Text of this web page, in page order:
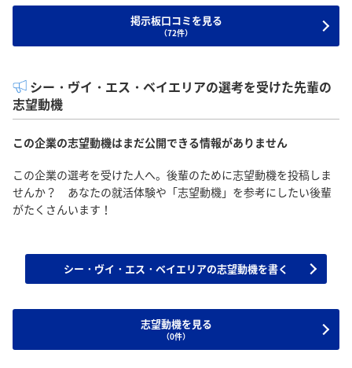
掲示板口コミを見る
（72件）
シー・ヴイ・エス・ベイエリアの選考を受けた先輩の
志望動機
この企業の志望動機はまだ公開できる情報がありません
この企業の選考を受けた人へ。後輩のために志望動機を投稿しま
せんか？ あなたの就活体験や「志望動機」を参考にしたい後輩
がたくさんいます！
シー・ヴイ・エス・ベイエリアの志望動機を書く
志望動機を見る
（0件）